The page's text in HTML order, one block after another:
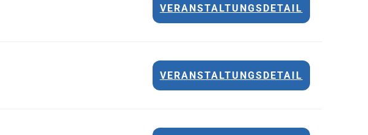
VERANSTALTUNGSDETAIL
VERANSTALTUNGSDETAIL